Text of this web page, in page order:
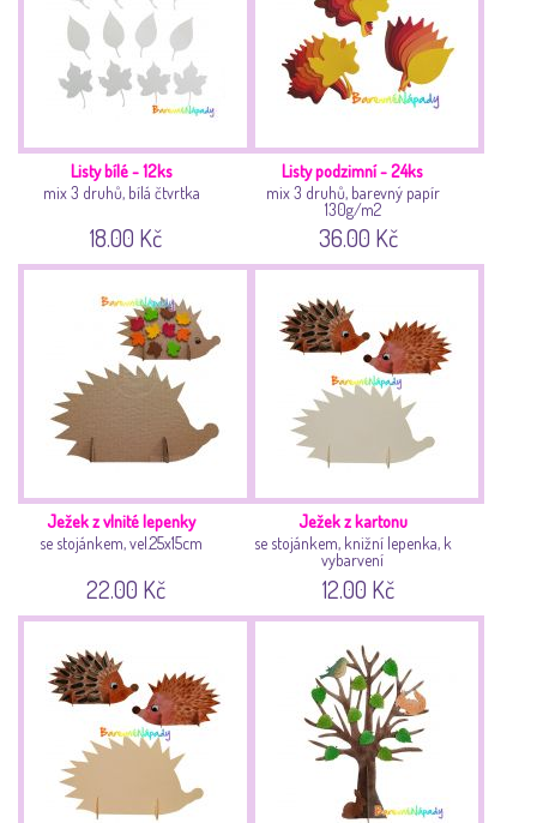
Listy bílé - 12ks
mix 3 druhů, bílá čtvrtka
18.00 Kč
Listy podzimní - 24ks
mix 3 druhů, barevný papír
130g/m2
36.00 Kč
Ježek z vlnité lepenky
se stojánkem, vel.25x15cm
22.00 Kč
Ježek z kartonu
se stojánkem, knižní lepenka, k
vybarvení
12.00 Kč